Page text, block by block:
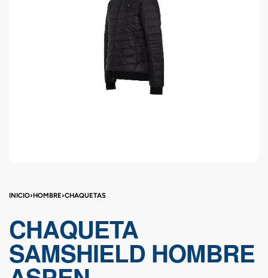
INICIO›HOMBRE›CHAQUETAS
CHAQUETA
SAMSHIELD HOMBRE